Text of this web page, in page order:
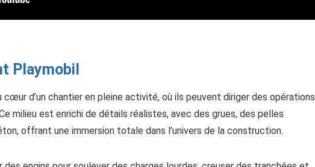
Playmobil
d’un chantier en pleine activité, où ils peuvent diriger des opérations
milieu est enrichi de détails réalistes, avec des grues, des pelles
offrant une immersion totale dans l’univers de la construction.